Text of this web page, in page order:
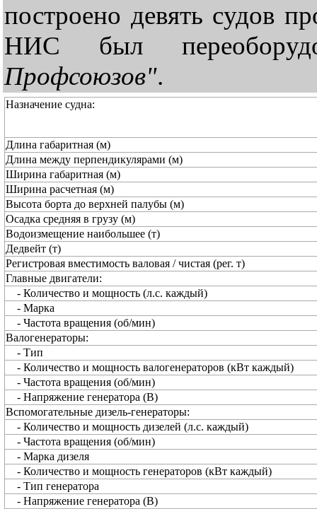
построено девять судов
НИС был
Профсоюзов".
Назначение судна:
Длина габаритная (м)
Длина между перпендикулярами (м)
Ширина габаритная (м)
Ширина расчетная (м)
Высота борта до верхней палубы (м)
Осадка средняя в грузу (м)
Водоизмещение наибольшее (т)
Дедвейт (т)
Регистровая вместимость валовая / чистая (рег. т)
Главные двигатели:
- Количество и мощность (л.с. каждый)
- Марка
- Частота вращения (об/мин)
Валогенераторы:
- Тип
- Количество и мощность валогенераторов (кВт каждый)
- Частота вращения (об/мин)
- Напряжение генератора (В)
Вспомогательные дизель-генераторы:
- Количество и мощность дизелей (л.с. каждый)
- Частота вращения (об/мин)
- Марка дизеля
- Количество и мощность генераторов (кВт каждый)
- Тип генератора
- Напряжение генератора (В)